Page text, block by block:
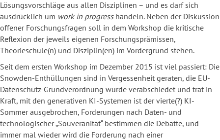
Lösungsvorschläge aus allen Disziplinen – und es darf sich
ausdrücklich um work in progresshandeln. Neben der Diskussion
offener Forschungsfragen soll in dem Workshop die kritische
Reflexion der jeweils eigenen Forschungsprämissen,
Theorieschule(n) und Disziplin(en) im Vordergrund stehen.
Seit dem ersten Workshop im Dezember 2015 ist viel passiert: Die
Snowden-Enthüllungen sind in Vergessenheit geraten, die EU-
Datenschutz-Grundverordnung wurde verabschiedet und trat in
Kraft, mit den generativen KI-Systemen ist der vierte(?) KI-
Sommer ausgebrochen, Forderungen nach Daten- und
technologischer „Souveränität“ bestimmen die Debatte, und
immer mal wieder wird die Forderung nach einer